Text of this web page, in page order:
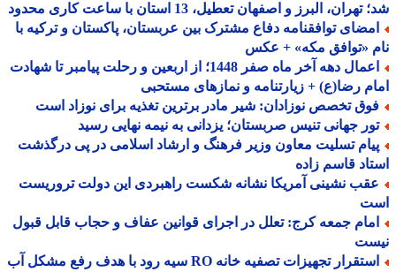
البرز و اصفهان تعطیل، 13 استان با ساعت کاری محدود
توافقنامه دفاع مشترک بین عربستان، پاکستان و ترکیه با
«توافق مکه» + عکس
اعمال دهه آخر ماه صفر 1448؛ از اربعین و رحلت پیامبر تا شهادت
رضا(ع) + زیارتنامه و نمازهای مستحبی
تخصص نوزادان: شیر مادر برترین تغذیه برای نوزاد است
جهانی تنیس صربستان؛ یزدانی به نیمه نهایی رسید
تسلیت معاون وزیر فرهنگ و ارشاد اسلامی در پی درگذشت
قاسم زاده
نشینی آمریکا نشانه شکست راهبردی این دولت تروریست
جمعه کرج: تعلل در اجرای قوانین عفاف و حجاب قابل قبول
استقرار تجهیزات تصفیه خانه RO سیه رود با هدف رفع مشکل آب